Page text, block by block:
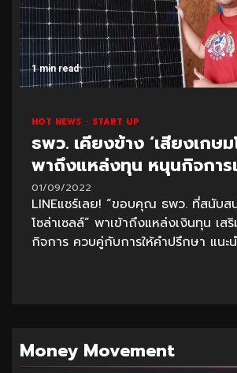
1 min read
HOT NEWS START UP
ธพว. เคียงข้าง ‘เสียงเกษม
พาถึงแหล่งทุน หนุนกิจการ
01/09/2022
LINEแชร์เลย! “ขอบคุณ ธพว. ที่สนับส
โซล่าเซลล์” พาเข้าถึงแหล่งเงินทุน เ
กิจการ ควบคู่กับการให้คำปรึกษา แนะ
Money Movement